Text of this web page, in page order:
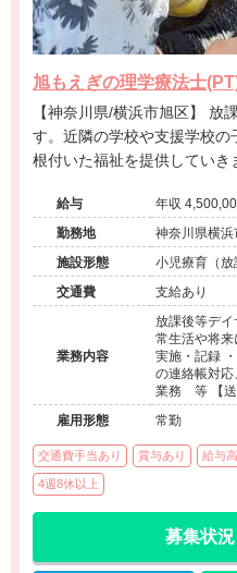
旭もえぎの理学療法士
【神奈川県/横浜市旭区】 放課後等デイサービスでのお仕事で
す。近隣の学校や支援学校
根付いた福祉を提供していき
給与
勤務地
神奈川県横
11-105
施設形態
小児療育（放
交通費
支給あり
業務内容
放課後等デイ
常生活や将来
実施・記録
の連絡帳対
業務 等 【送
雇用形態
常勤
交通費手当あり 賞与あり 給与
4週8休以上
募集状